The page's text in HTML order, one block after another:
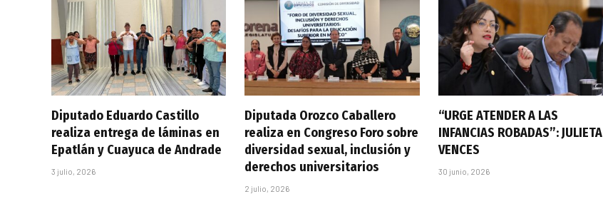
Diputado Eduardo Castillo
realiza entrega de láminas en
Epatlán y Cuayuca de Andrade
3 julio, 2026
Diputada Orozco Caballero
realiza en Congreso Foro sobre
diversidad sexual, inclusión y
derechos universitarios
2 julio, 2026
“URGE ATENDER A LAS
INFANCIAS ROBADAS”: JULIETA
VENCES
30 junio, 2026